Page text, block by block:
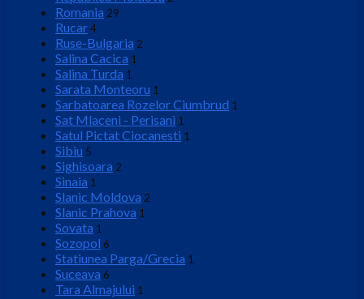
Romania 29
Rucar4
Ruse-Bulgaria 2
Salina Cacica 1
Salina Turda 1
Sarata Monteoru 1
Sarbatoarea Rozelor Ciumbrud 1
Sat Mlaceni - Perisani 1
Satul Pictat Ciocanesti 1
Sibiu 5
Sighisoara 2
Sinaia 1
Slanic Moldova 2
Slanic Prahova 1
Sovata 1
Sozopol 6
Statiunea Parga/Grecia 1
Suceava 6
Tara Almajului 1